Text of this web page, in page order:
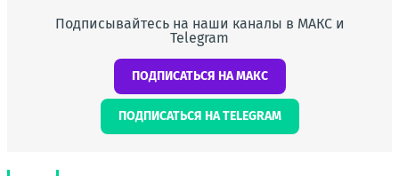
Подписывайтесь на наши каналы в МАКС и
Telegram
ПОДПИСАТЬСЯ НА МАКС
ПОДПИСАТЬСЯ НА TELEGRAM